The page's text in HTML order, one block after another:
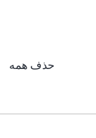
حذف همه